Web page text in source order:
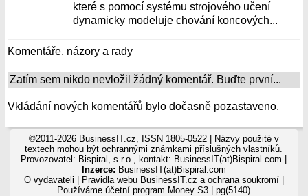
které s pomocí systému strojového učení
dynamicky modeluje chování koncových...
Komentáře, názory a rady
Zatím sem nikdo nevložil žádný komentář. Buďte první...
Vkládání nových komentářů bylo dočasně pozastaveno.
©2011-2026 BusinessIT.cz, ISSN 1805-0522 | Názvy použité v
textech mohou být ochrannými známkami příslušných vlastníků.
Provozovatel: Bispiral, s.r.o., kontakt: BusinessIT(at)Bispiral.com |
Inzerce: BusinessIT(at)Bispiral.com
O vydavateli
Pravidla webu BusinessIT.cz a ochrana soukromí|
Používámeúčetní program Money S3 | pg(5140)